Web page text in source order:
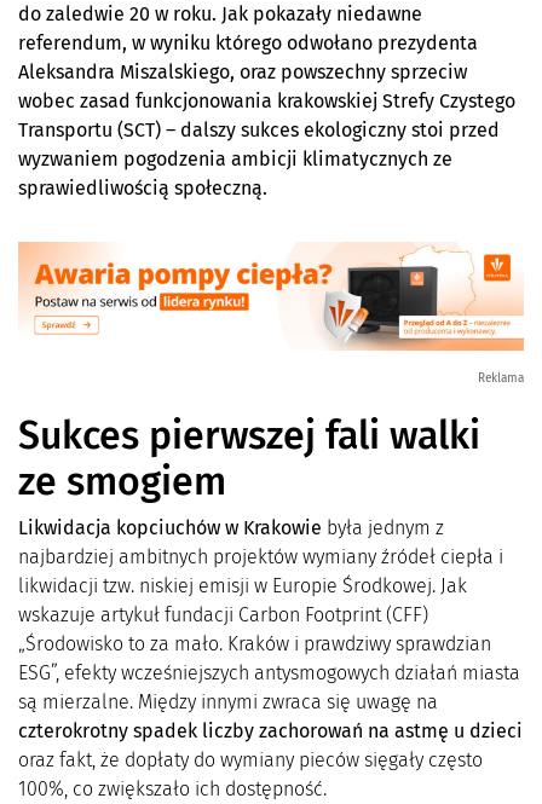
do zaledwie 20 w roku. Jak pokazały niedawne
referendum, w wyniku którego odwołano prezydenta
Aleksandra Miszalskiego, oraz powszechny sprzeciw
wobec zasad funkcjonowania krakowskiej Strefy Czystego
Transportu (SCT) – dalszy sukces ekologiczny stoi przed
wyzwaniem pogodzenia ambicji klimatycznych ze
sprawiedliwością społeczną.
Reklama
Sukces pierwszej fali walki
ze smogiem
Likwidacja kopciuchów w Krakowie była jednym z
najbardziej ambitnych projektów wymiany źródeł ciepła i
likwidacji tzw. niskiej emisji w Europie Środkowej. Jak
wskazuje artykuł fundacji Carbon Footprint (CFF)
„Środowisko to za mało. Kraków i prawdziwy sprawdzian
ESG”, efekty wcześniejszych antysmogowych działań miasta
są mierzalne. Między innymi zwraca się uwagę na
czterokrotny spadek liczby zachorowań na astmę u dzieci
oraz fakt, że dopłaty do wymiany pieców sięgały często
100%, co zwiększało ich dostępność.